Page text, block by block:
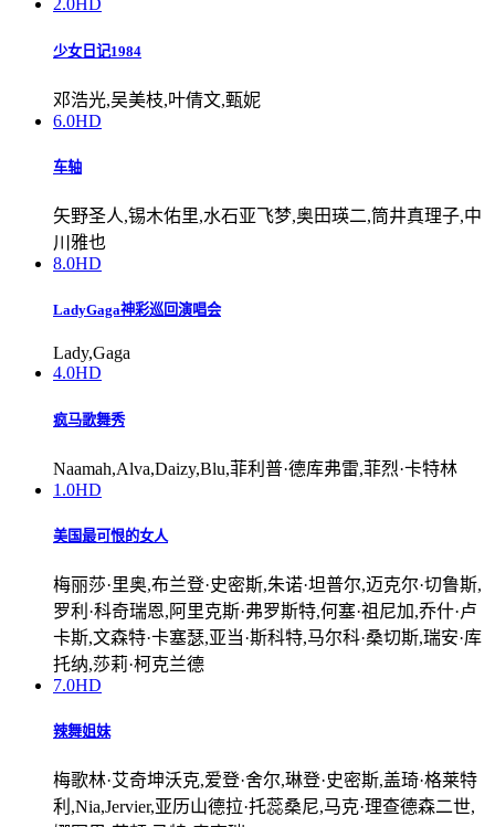
2.0HD
少女日记1984
邓浩光,吴美枝,叶倩文,甄妮
6.0HD
车轴
矢野圣人,锡木佑里,水石亚飞梦,奥田瑛二,筒井真理子,中
川雅也
8.0HD
LadyGaga神彩巡回演唱会
Lady,Gaga
4.0HD
疯马歌舞秀
Naamah,Alva,Daizy,Blu,菲利普·德库弗雷,菲烈·卡特林
1.0HD
美国最可恨的女人
梅丽莎·里奥,布兰登·史密斯,朱诺·坦普尔,迈克尔·切鲁斯,
罗利·科奇瑞恩,阿里克斯·弗罗斯特,何塞·祖尼加,乔什·卢
卡斯,文森特·卡塞瑟,亚当·斯科特,马尔科·桑切斯,瑞安·库
托纳,莎莉·柯克兰德
7.0HD
辣舞姐妹
梅歌林·艾奇坤沃克,爱登·舍尔,琳登·史密斯,盖琦·格莱特
利,Nia,Jervier,亚历山德拉·托蕊桑尼,马克·理查德森二世,